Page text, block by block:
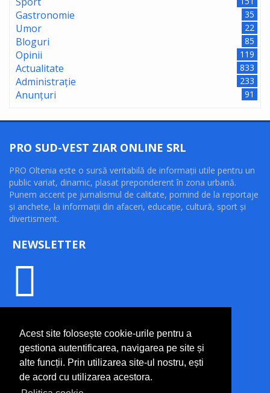
Acest site folosește cookie-urile pentru a
gestiona autentificarea, navigarea pe site și
alte funcții. Prin utilizarea site-ul nostru, ești
de acord cu utilizarea acestora.
Gastronomie 35
Umor 22
Bloguri 85
Opinii 119
Actualitate 833
Administrație 233
Anunțuri 91
PRO SUD-VEST ZIAR ONLINE SRL
PRO Oltenia este o sursă veritabilă de informaţii utile pentru un
public variat, dinamic, plasat preponderent în zona urbană.
Punem accent pe jurnalismul de calitate, pornind de la reportaje
şi anchete, la informaţii din afaceri, educaţie, cultură, sport şi
divertisment.
NEWSLETTER
Termeni și condiții
Politică de confidențialitate
Politică cookie